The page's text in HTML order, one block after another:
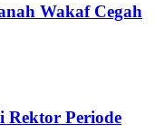
Wakaf Cegah
Periode